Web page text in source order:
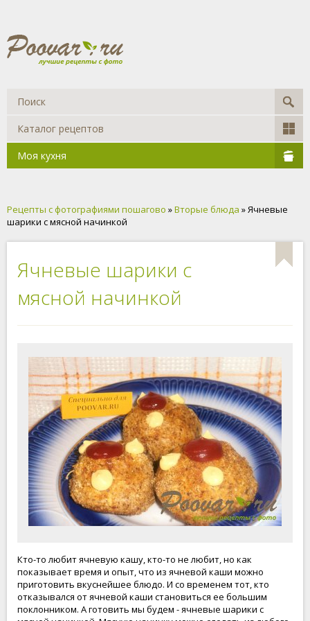
Каталог рецептов
Моя кухня
Рецепты с фотографиями пошагово »Вторые блюда » Ячневые
шарики с мясной начинкой
Ячневые шарики с
мясной начинкой
Кто-то любит ячневую кашу, кто-то не любит, но как
показывает время и опыт, что из ячневой каши можно
приготовить вкуснейшее блюдо. И со временем тот, кто
отказывался от ячневой каши становиться ее большим
поклонником. А готовить мы будем - ячневые шарики с